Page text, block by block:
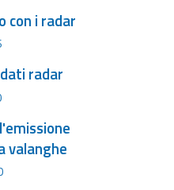
con i radar
radar
valanghe